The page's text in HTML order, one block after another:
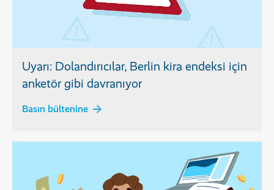
Uyarı: Dolandırıcılar, Berlin kira endeksi için
anketör gibi davranıyor
Basın bültenine